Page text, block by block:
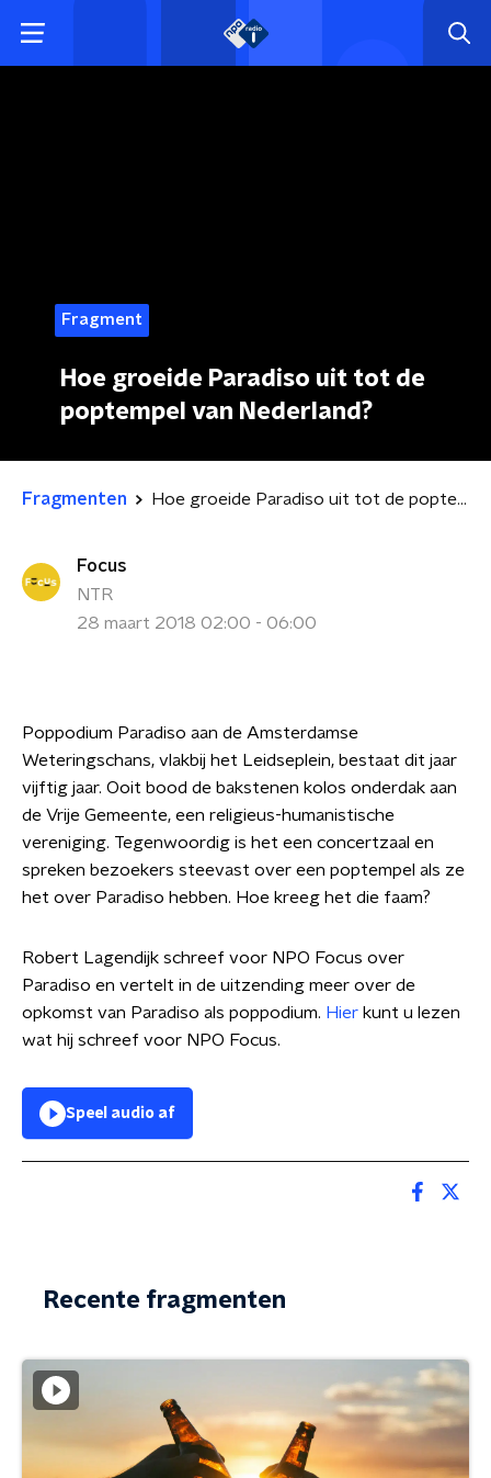
Fragment
Hoe groeide Paradiso uit tot de
poptempel van Nederland?
Fragmenten Hoe groeide Paradiso uit tot de poptempel van Nederland?
Focus
NTR
28 maart 2018 02:00 - 06:00
Poppodium Paradiso aan de Amsterdamse
Weteringschans, vlakbij het Leidseplein, bestaat dit jaar
vijftig jaar. Ooit bood de bakstenen kolos onderdak aan
de Vrije Gemeente, een religieus-humanistische
vereniging. Tegenwoordig is het een concertzaal en
spreken bezoekers steevast over een poptempel als ze
het over Paradiso hebben. Hoe kreeg het die faam?
Robert Lagendijk schreef voor NPO Focus over
Paradiso en vertelt in de uitzending meer over de
opkomst van Paradiso als poppodium. Hier kunt u lezen
wat hij schreef voor NPO Focus.
Speel audio af
Recente fragmenten